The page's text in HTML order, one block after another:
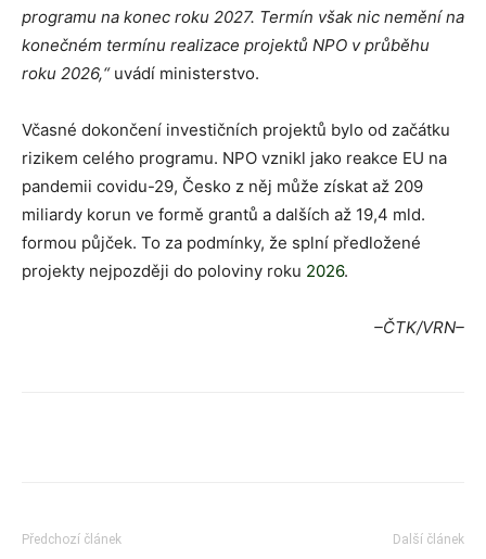
programu na konec roku 2027. Termín však nic nemění na
konečném termínu realizace projektů NPO v průběhu
roku 2026,“uvádí ministerstvo.
Včasné dokončení investičních projektů bylo od začátku
rizikem celého programu. NPO vznikl jako reakce EU na
pandemii covidu-29, Česko z něj může získat až 209
miliardy korun ve formě grantů a dalších až 19,4 mld.
formou půjček. To za podmínky, že splní předložené
projekty nejpozději do poloviny roku 2026.
–ČTK/VRN–
Předchozí článek Další článek